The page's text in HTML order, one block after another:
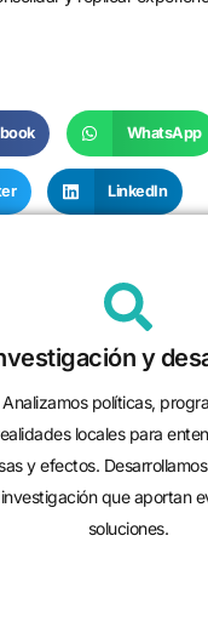
WhatsApp
LinkedIn
y
Analizamos políticas,
locales para
y efectos.
que aportan
soluciones.